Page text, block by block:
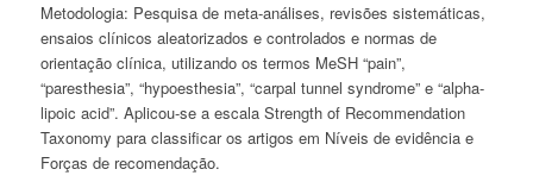
Metodologia: Pesquisa de meta-análises, revisões sistemáticas,
ensaios clínicos aleatorizados e controlados e normas de
orientação clínica, utilizando os termos MeSH “pain”,
“paresthesia”, “hypoesthesia”, “carpal tunnel syndrome” e “alpha-
lipoic acid”. Aplicou-se a escala Strength of Recommendation
Taxonomy para classificar os artigos em Níveis de evidência e
Forças de recomendação.